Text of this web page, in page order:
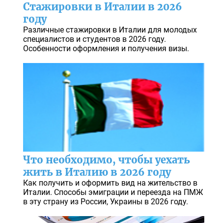
Стажировки в Италии в 2026
году
Различные стажировки в Италии для молодых
специалистов и студентов в 2026 году.
Особенности оформления и получения визы.
Что необходимо, чтобы уехать
жить в Италию в 2026 году
Как получить и оформить вид на жительство в
Италии. Способы эмиграции и переезда на ПМЖ
в эту страну из России, Украины в 2026 году.